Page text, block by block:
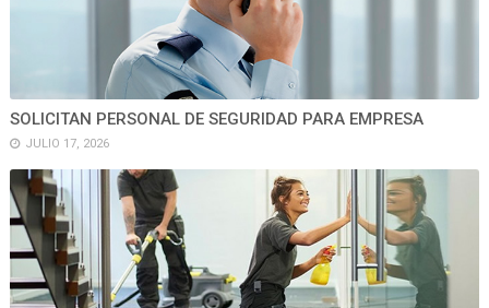
SOLICITAN PERSONAL DE SEGURIDAD PARA EMPRESA
JULIO 17, 2026